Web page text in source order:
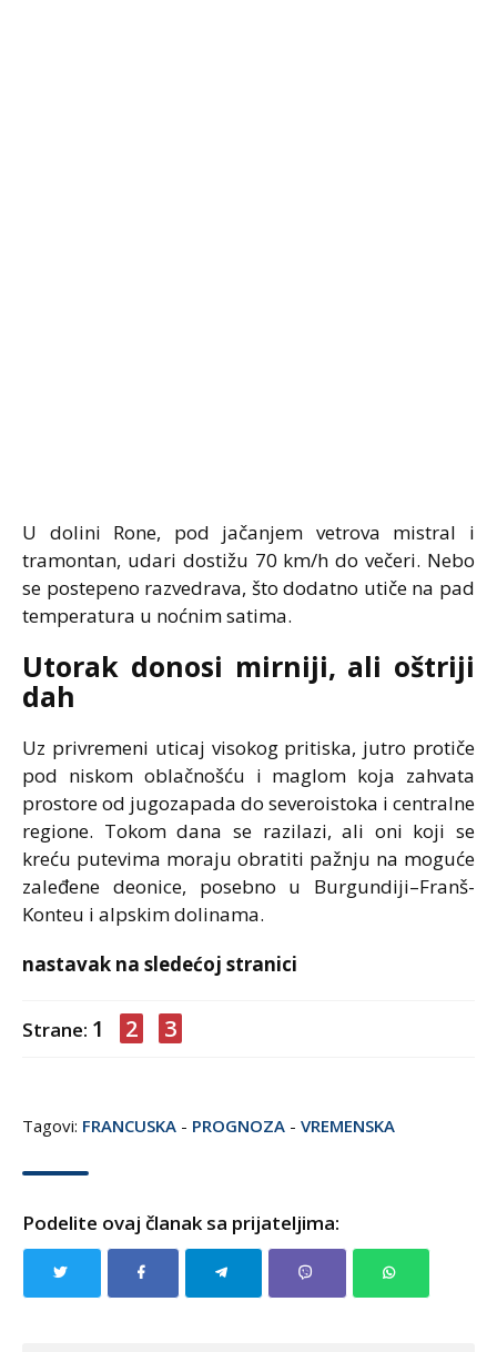
U dolini Rone, pod jačanjem vetrova mistral i
tramontan, udari dostižu 70 km/h do večeri. Nebo
se postepeno razvedrava, što dodatno utiče na pad
temperatura u noćnim satima.
Utorak donosi mirniji, ali oštriji
dah
Uz privremeni uticaj visokog pritiska, jutro protiče
pod niskom oblačnošću i maglom koja zahvata
prostore od jugozapada do severoistoka i centralne
regione. Tokom dana se razilazi, ali oni koji se
kreću putevima moraju obratiti pažnju na moguće
zaleđene deonice, posebno u Burgundiji–Franš-
Konteu i alpskim dolinama.
nastavak na sledećoj stranici
Strane: 1 2 3
Tagovi: FRANCUSKA - PROGNOZA - VREMENSKA
Podelite ovaj članak sa prijateljima: